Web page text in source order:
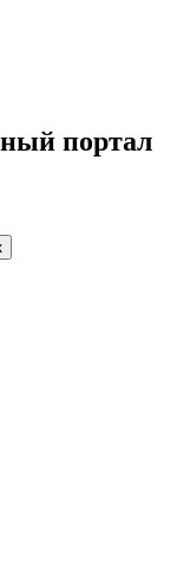
портал